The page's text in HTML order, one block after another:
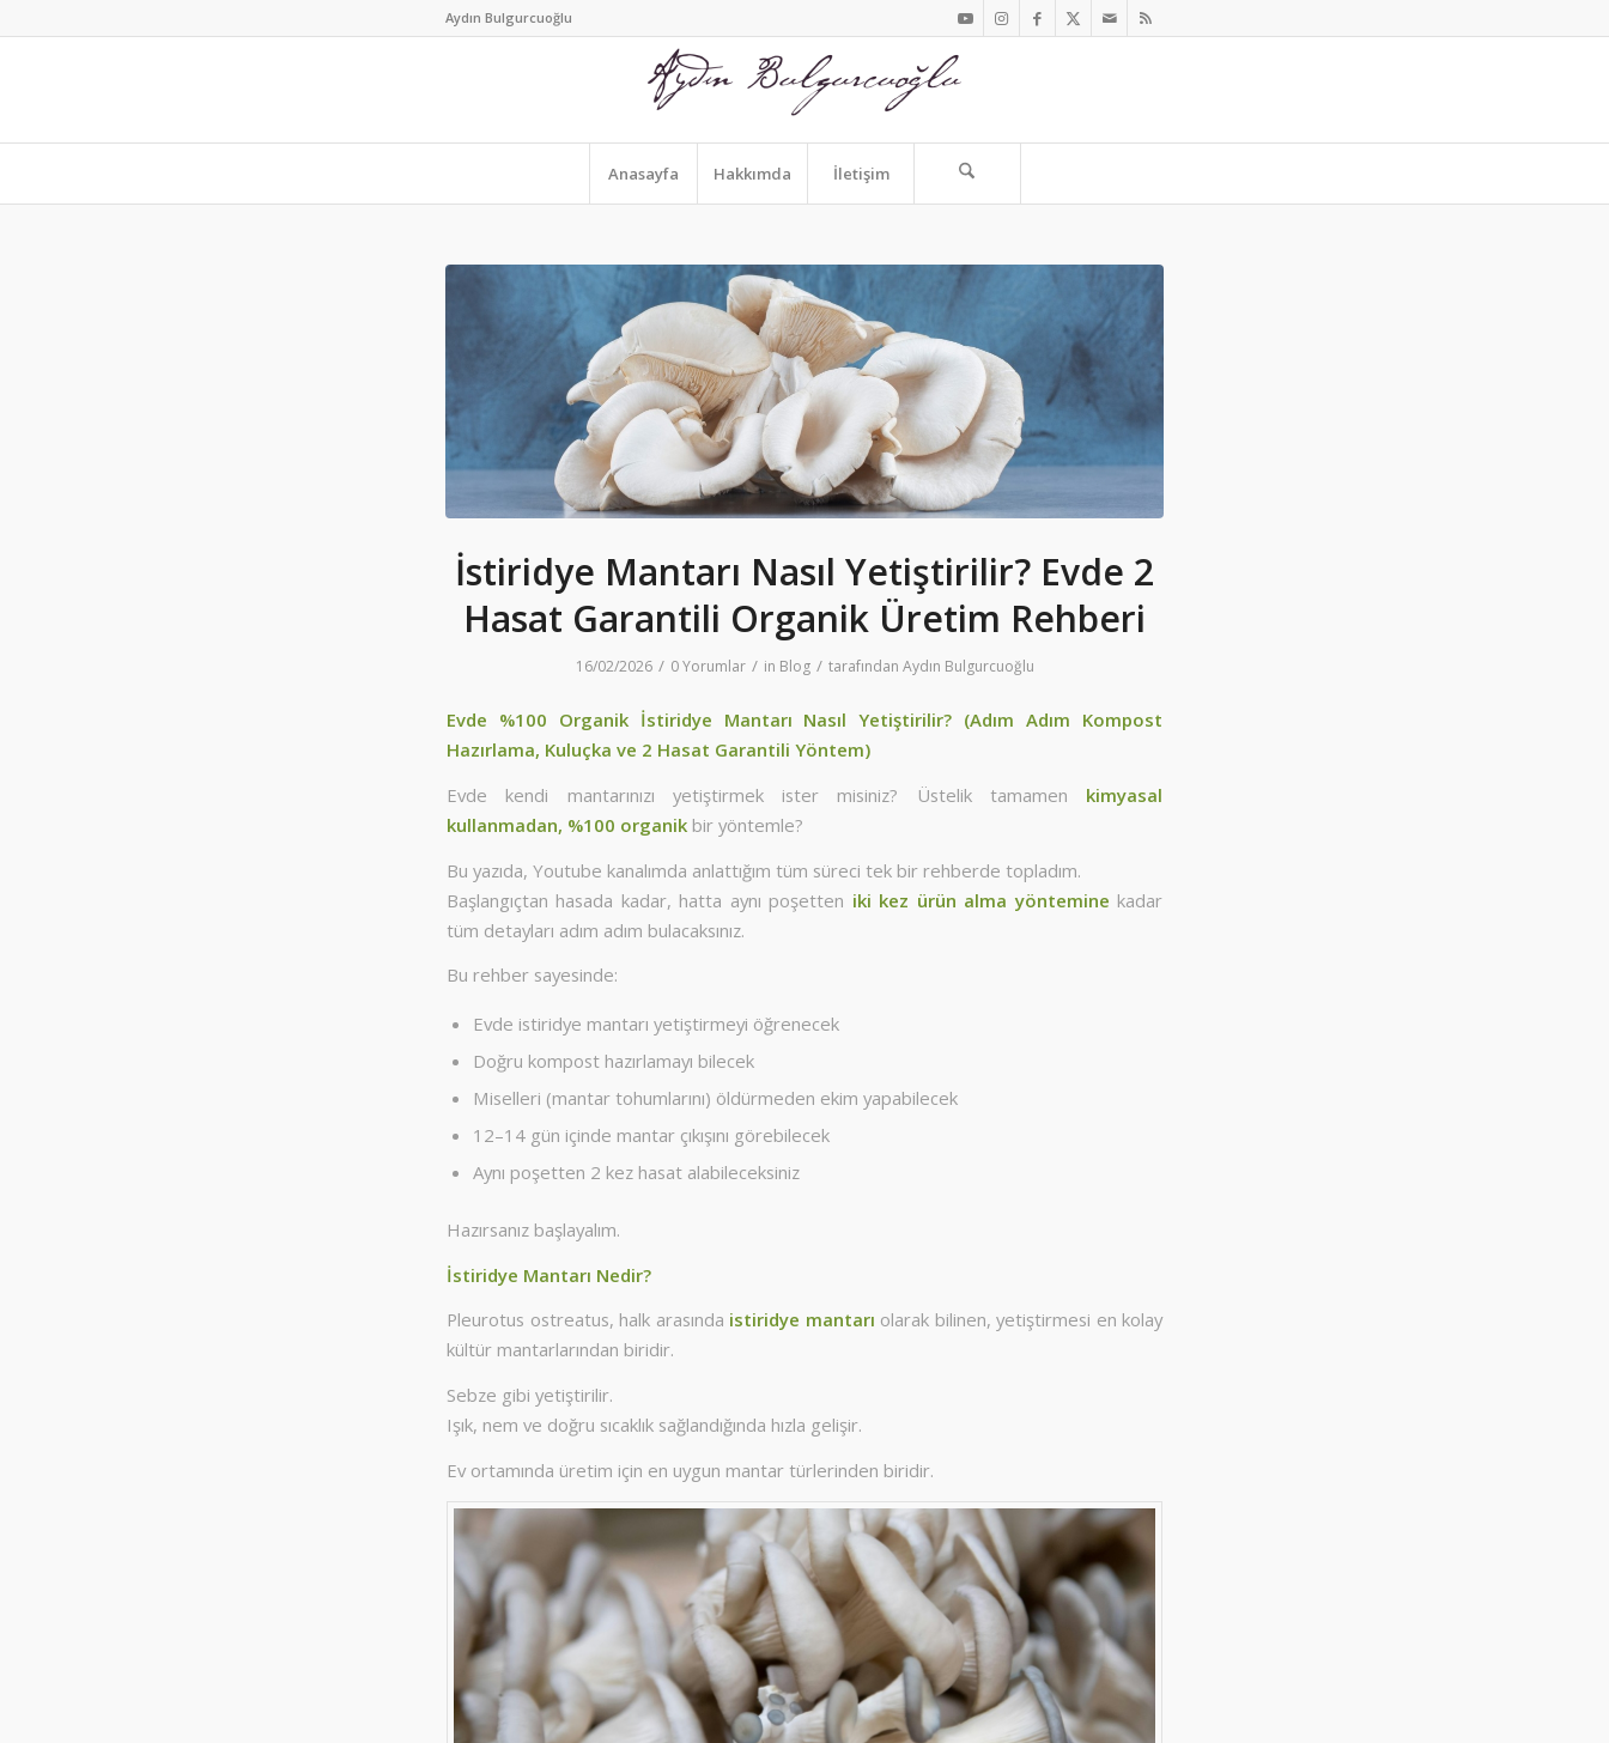
Aydın Bulgurcuoğlu
Anasayfa Hakkımda İletişim
İstiridye Mantarı Nasıl Yetiştirilir? Evde 2
Hasat Garantili Organik Üretim Rehberi
16/02/2026 / 0 Yorumlar / in Blog / tarafından Aydın Bulgurcuoğlu
Evde %100 Organik İstiridye Mantarı Nasıl Yetiştirilir? (Adım Adım Kompost
Hazırlama, Kuluçka ve 2 Hasat Garantili Yöntem)
Evde kendi mantarınızı yetiştirmek ister misiniz? Üstelik tamamen kimyasal
kullanmadan, %100 organik bir yöntemle?
Bu yazıda, Youtube kanalımda anlattığım tüm süreci tek bir rehberde topladım.
Başlangıçtan hasada kadar, hatta aynı poşetten iki kez ürün alma yöntemine kadar
tüm detayları adım adım bulacaksınız.
Bu rehber sayesinde:
Evde istiridye mantarı yetiştirmeyi öğrenecek
Doğru kompost hazırlamayı bilecek
Miselleri (mantar tohumlarını) öldürmeden ekim yapabilecek
12–14 gün içinde mantar çıkışını görebilecek
Aynı poşetten 2 kez hasat alabileceksiniz
Hazırsanız başlayalım.
İstiridye Mantarı Nedir?
Pleurotus ostreatus, halk arasında istiridye mantarı olarak bilinen, yetiştirmesi en kolay
kültür mantarlarından biridir.
Sebze gibi yetiştirilir.
Işık, nem ve doğru sıcaklık sağlandığında hızla gelişir.
Ev ortamında üretim için en uygun mantar türlerinden biridir.